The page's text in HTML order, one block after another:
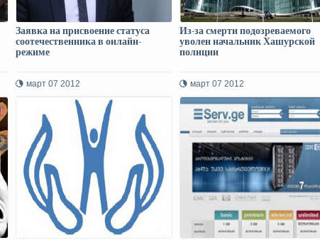
Заявка на присвоение статуса
соотечественника в онлайн-
режиме
март 07 2012
Из-за смерти подозреваемого
уволен начальник Хашурской
полиции
март 07 2012